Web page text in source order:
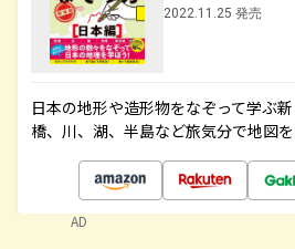
2022.11.25 発売
日本の地形や造形物をなぞって学ぶ
橋、川、湖、半島など旅気分で地図
AD